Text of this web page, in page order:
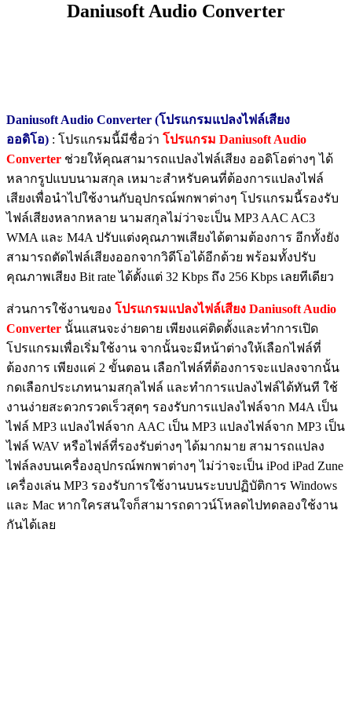
Daniusoft Audio Converter
Daniusoft Audio Converter (โปรแกรมแปลงไฟล์เสียง
ออดิโอ) : โปรแกรมนี้มีชื่อว่า โปรแกรม Daniusoft Audio
Converter ช่วยให้คุณสามารถแปลงไฟล์เสียง ออดิโอต่างๆ ได้
หลากรูปแบบนามสกุล เหมาะสำหรับคนที่ต้องการแปลงไฟล์
เสียงเพื่อนำไปใช้งานกับอุปกรณ์พกพาต่างๆ โปรแกรมนี้รองรับ
ไฟล์เสียงหลากหลาย นามสกุลไม่ว่าจะเป็น MP3 AAC AC3
WMA และ M4A ปรับแต่งคุณภาพเสียงได้ตามต้องการ อีกทั้งยัง
สามารถตัดไฟล์เสียงออกจากวิดีโอได้อีกด้วย พร้อมทั้งปรับ
คุณภาพเสียง Bit rate ได้ตั้งแต่ 32 Kbps ถึง 256 Kbps เลยทีเดียว
ส่วนการใช้งานของ โปรแกรมแปลงไฟล์เสียง Daniusoft Audio
Converter นั้นแสนจะง่ายดาย เพียงแค่ติดตั้งและทำการเปิด
โปรแกรมเพื่อเริ่มใช้งาน จากนั้นจะมีหน้าต่างให้เลือกไฟล์ที่
ต้องการ เพียงแค่ 2 ขั้นตอน เลือกไฟล์ที่ต้องการจะแปลงจากนั้น
กดเลือกประเภทนามสกุลไฟล์ และทำการแปลงไฟล์ได้ทันที ใช้
งานง่ายสะดวกรวดเร็วสุดๆ รองรับการแปลงไฟล์จาก M4A เป็น
ไฟล์ MP3 แปลงไฟล์จาก AAC เป็น MP3 แปลงไฟล์จาก MP3 เป็น
ไฟล์ WAV หรือไฟล์ที่รองรับต่างๆ ได้มากมาย สามารถแปลง
ไฟล์ลงบนเครื่องอุปกรณ์พกพาต่างๆ ไม่ว่าจะเป็น iPod iPad Zune
เครื่องเล่น MP3 รองรับการใช้งานบนระบบปฏิบัติการ Windows
และ Mac หากใครสนใจก็สามารถดาวน์โหลดไปทดลองใช้งาน
กันได้เลย